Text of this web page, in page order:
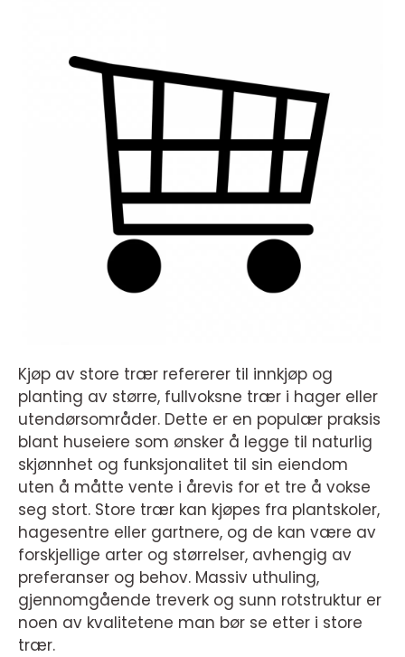
Kjøp av store trær refererer til innkjøp og
planting av større, fullvoksne trær i hager eller
utendørsområder. Dette er en populær praksis
blant huseiere som ønsker å legge til naturlig
skjønnhet og funksjonalitet til sin eiendom
uten å måtte vente i årevis for et tre å vokse
seg stort. Store trær kan kjøpes fra plantskoler,
hagesentre eller gartnere, og de kan være av
forskjellige arter og størrelser, avhengig av
preferanser og behov. Massiv uthuling,
gjennomgående treverk og sunn rotstruktur er
noen av kvalitetene man bør se etter i store
trær.